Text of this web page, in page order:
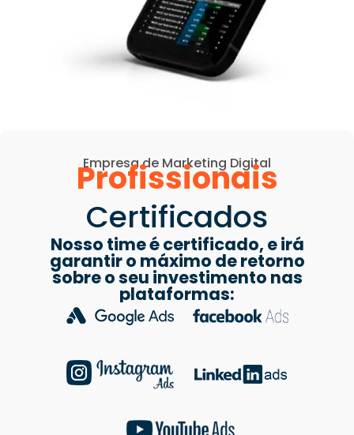
Empresa de Marketing Digital
Profissionais
Certificados
Nosso time é certificado, e irá
garantir o máximo de retorno
sobre o seu investimento nas
plataformas: